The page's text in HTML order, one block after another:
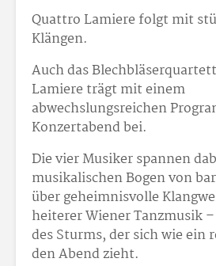
Quattro Lamiere folgt mit
Klängen.
Auch das
Lamiere trägt mit einem
abwechslungsreichen
Konzertabend bei.
Die vier Musiker spannen
musikalischen Bogen von
über geheimnisvolle
heiterer Wiener Tanzmusik
des Sturms, der sich wie ein
den Abend zieht.